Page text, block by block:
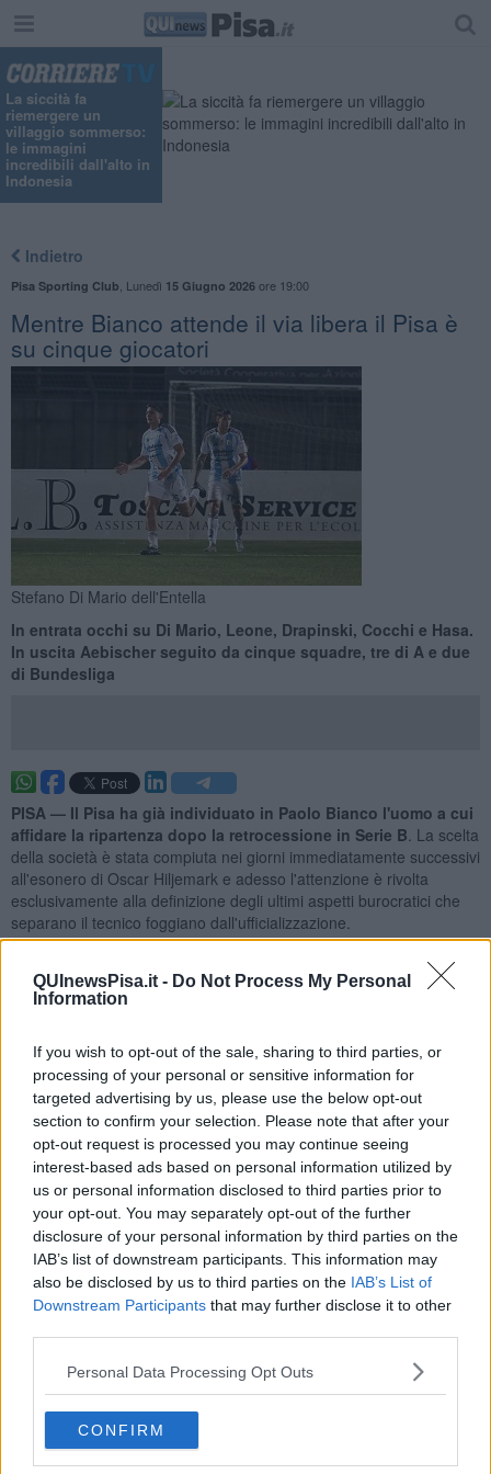
QUInewsPisa.it - Do Not Process My Personal
Information
If you wish to opt-out of the sale, sharing to third parties, or
processing of your personal or sensitive information for
targeted advertising by us, please use the below opt-out
section to confirm your selection. Please note that after your
opt-out request is processed you may continue seeing
interest-based ads based on personal information utilized by
us or personal information disclosed to third parties prior to
your opt-out. You may separately opt-out of the further
disclosure of your personal information by third parties on the
IAB’s list of downstream participants. This information may
also be disclosed by us to third parties on the IAB’s List of
Downstream Participants that may further disclose it to other
Personal Data Processing Opt Outs
CONFIRM
La siccità fa
riemergere un
villaggio sommerso:
le immagini
incredibili dall'alto in
Indonesia
Indietro
Pisa Sporting Club Lunedì 15 Giugno 2026ore 19:00
Mentre Bianco attende il via libera il Pisa è
su cinque giocatori
Stefano Di Mario dell'Entella
In entrata occhi su Di Mario, Leone, Drapinski, Cocchi e Hasa.
In uscita Aebischer seguito da cinque squadre, tre di A e due
di Bundesliga
PISA — Il Pisa ha già individuato in Paolo Bianco l'uomo a cui
affidare la ripartenza dopo la retrocessione in Serie B . La scelta
della società è stata compiuta nei giorni immediatamente successivi
all'esonero di Oscar Hiljemark e adesso l'attenzione è rivolta
esclusivamente alla definizione degli ultimi aspetti burocratici che
separano il tecnico foggiano dall'ufficializzazione.
promozione in Serie A, infatti, per Bianco è scattato
automaticamente il rinnovo contrattuale fino al 2028. L'allenatore
esperienza, mentre il club brianzolo, attraverso le parole
dell'amministratore delegato Mauro Baldissoni, ha preso atto della
sua decisione. La società lombarda non sembra intenzionata a
procedere con un esonero e punta a una separazione che
consenta poi di voltare pagina. Sullo sfondo rimangono da definire
anche alcuni aspetti economici collegati al recente traguardo della
promozione. Intanto il Monza è suGilardino, ma ancheJuricper
la panchina. In casa nerazzurra prevale comunque la fiducia. Il
club attende gli sviluppi senza particolari preoccupazioni, convinto
che la situazione possa sbloccarsi a breve e consentire così a
Bianco di iniziare ufficialmente il proprio lavoro in vista della nuova
stagione, anche se dietro le quinte è già al lavoro.
Parallelamente si muove anche il mercato.
Tra i nomi destinati
centrocampista svizzero, reduce dall'esordio al Mondiale 2026 con
la maglia della Svizzera nel pareggio contro il Qatar, continua ad